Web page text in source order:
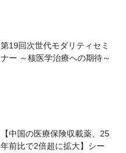
第19回次世代モダリティセミ
ナー ～核医学治療への期待～
【中国の医療保険収載薬、25
年前比で2倍超に拡大】シー